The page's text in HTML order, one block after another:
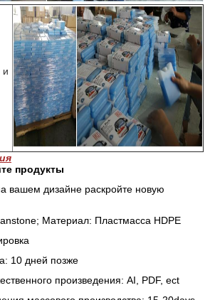
и
продукты
вашем дизайне раскройте новую
Материал: Пластмасса HDPE
10 дней позже
произведения: AI, PDF, ect